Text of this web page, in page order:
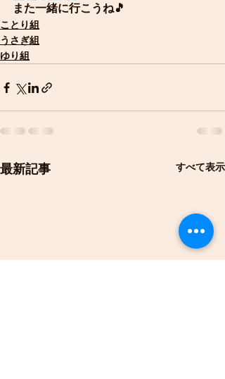
また一緒に行こうね🎵
ことり組
うさぎ組
ゆり組
最新記事 すべて表示